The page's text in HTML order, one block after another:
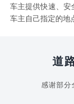
车主提供快速、安
车主自己指定的地
道
感谢部分